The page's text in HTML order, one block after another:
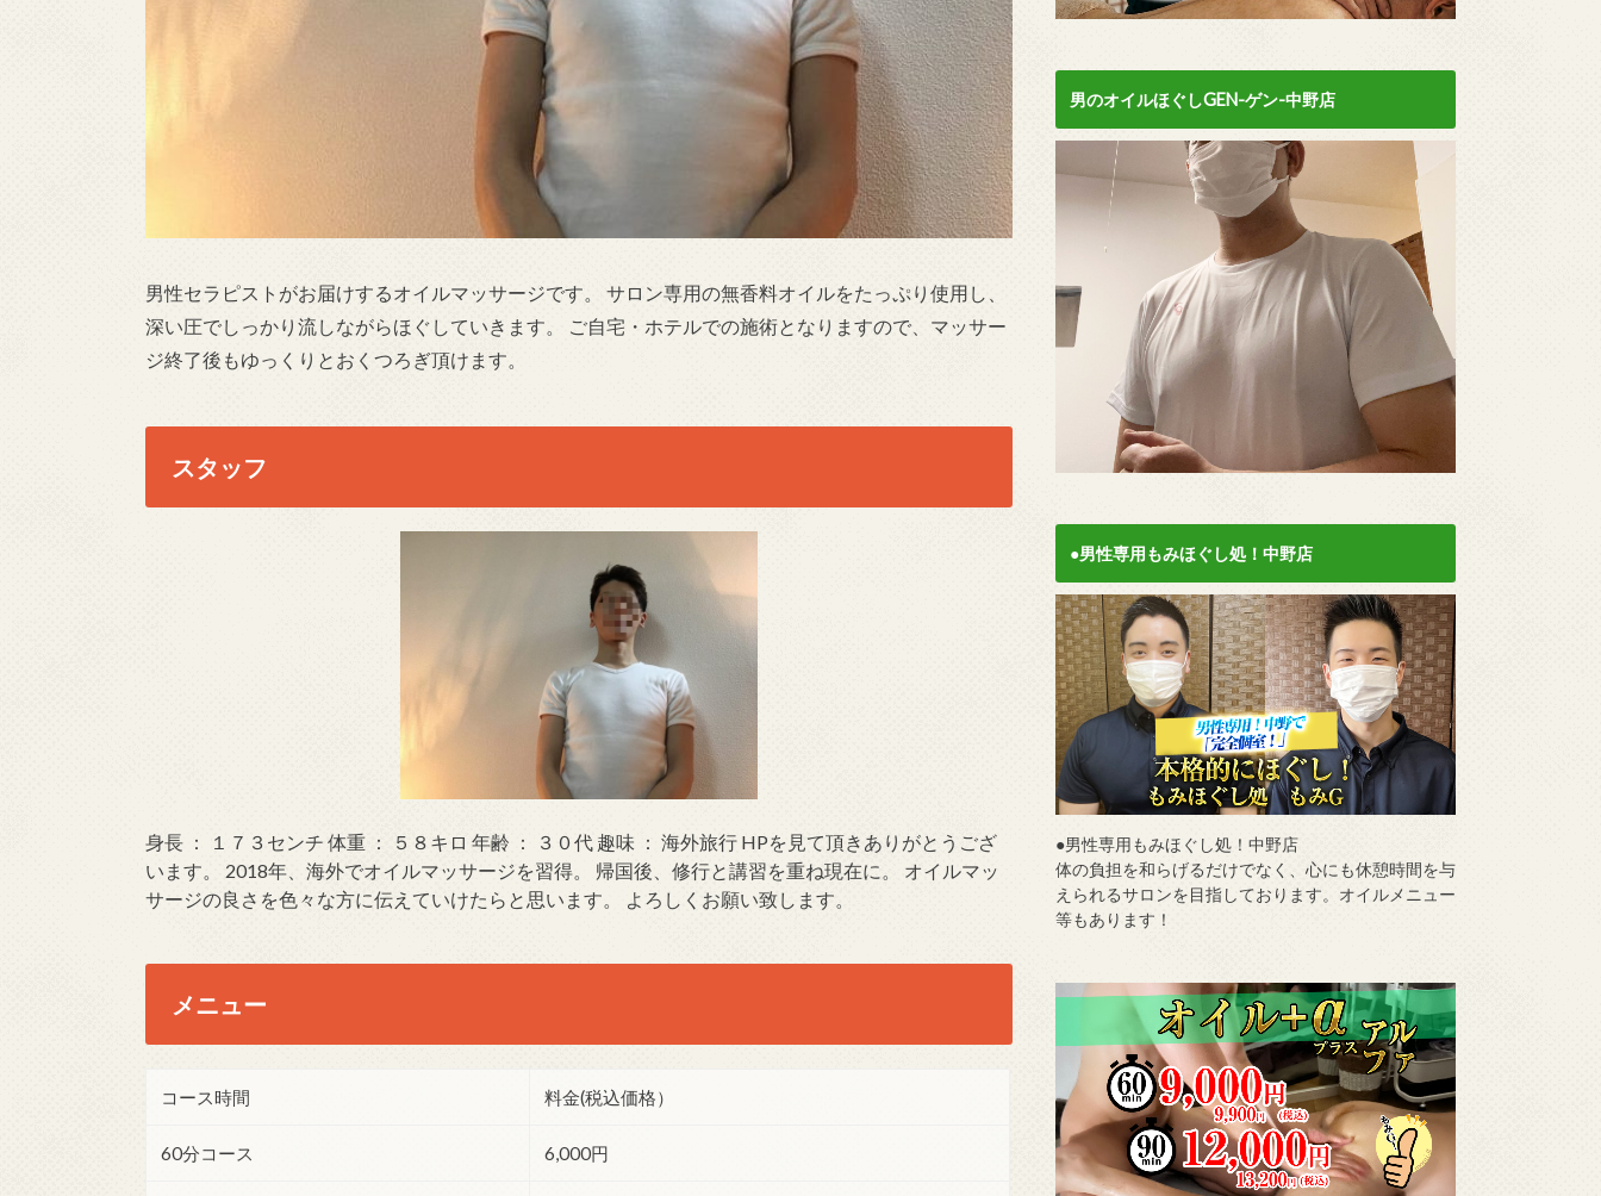
男性セラピストがお届けするオイルマッサージです。 サロン専用の無香料オイルをたっぷり使用し、
深い圧でしっかり流 しながらほぐしていきます。 ご自宅・ホテルでの施術となりますので、マッサー
ジ終了後もゆっ くりとおくつろぎ頂けます。
スタッフ
身長 ： １７３センチ 体重 ： ５８キロ 年齢 ： ３０代 趣味 ： 海外旅行 HPを見て頂きありがとうござ
います。 2018年、海外でオイルマッサージを習得。 帰国後、修行と講習を重ね現在に。 オイルマッ
サージの良さを色々な方に伝えていけたらと思います。 よろしくお願い致します。
メニュー
コース時間 料金(税込価格）
60分コース 6,000円
男のオイルほぐしGEN-ゲン-中野店
●男性専用もみほぐし処！中野店
●男性専用もみほぐし処！中野店
体の負担を和らげるだけでなく、心にも休憩時間を与
えられるサロンを目指しております。オイルメニュー
等もあります！